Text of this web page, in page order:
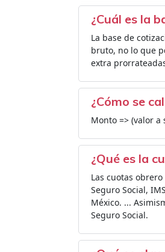
¿Cuál es la
La base de
bruto, no lo que
extra
¿Cómo se
Monto => (valor a
¿Qué es la
Las cuotas
Seguro Social,
México. ...
Seguro Social.